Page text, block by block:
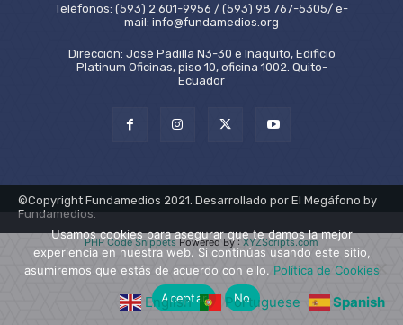
Teléfonos: (593) 2 601-9956 / (593) 98 767-5305/ e-
mail: info@fundamedios.org
Dirección: José Padilla N3-30 e Iñaquito, Edificio
Platinum Oficinas, piso 10, oficina 1002. Quito-
Ecuador
©Copyright Fundamedios 2021. Desarrollado por El Megáfono by
Fundamedios.
English Portuguese Spanish
PHP Code SnippetsPowered By :XYZScripts.com
Usamos cookies para asegurar que te damos la mejor
experiencia en nuestra web. Si continúas usando este sitio,
asumiremos que estás de acuerdo con ello. Política de Cookies
Aceptar
No